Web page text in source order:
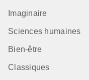
Imaginaire
Sciences humaines
Bien-être
Classiques